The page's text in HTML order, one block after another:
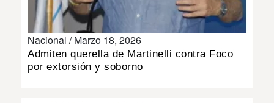
DEPORTES
MUNDO
Nacional /Marzo 18, 2026
Admiten querella de Martinelli contra Foco
por extorsión y soborno